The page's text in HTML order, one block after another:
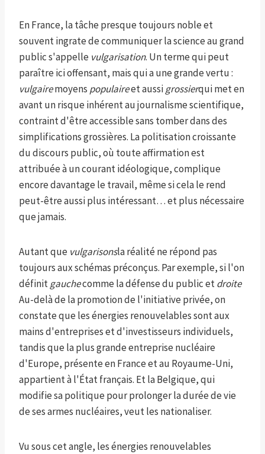
En France, la tâche presque toujours noble et
souvent ingrate de communiquer la science au grand
public s'appelle vulgarisation. Un terme qui peut
paraître ici offensant, mais qui a une grande vertu :
vulgairemoyens populaireet aussigrossierqui met en
avant un risque inhérent au journalisme scientifique,
contraint d'être accessible sans tomber dans des
simplifications grossières. La politisation croissante
du discours public, où toute affirmation est
attribuée à un courant idéologique, complique
encore davantage le travail, même si cela le rend
peut-être aussi plus intéressant… et plus nécessaire
que jamais.
Autant que vulgarisonsla réalité ne répond pas
toujours aux schémas préconçus. Par exemple, si l'on
définitgauchecomme la défense du public etdroite
Au-delà de la promotion de l'initiative privée, on
constate que les énergies renouvelables sont aux
mains d'entreprises et d'investisseurs individuels,
tandis que la plus grande entreprise nucléaire
d'Europe, présente en France et au Royaume-Uni,
appartient à l'État français. Et la Belgique, qui
modifie sa politique pour prolonger la durée de vie
de ses armes nucléaires, veut les nationaliser.
Vu sous cet angle, les énergies renouvelables